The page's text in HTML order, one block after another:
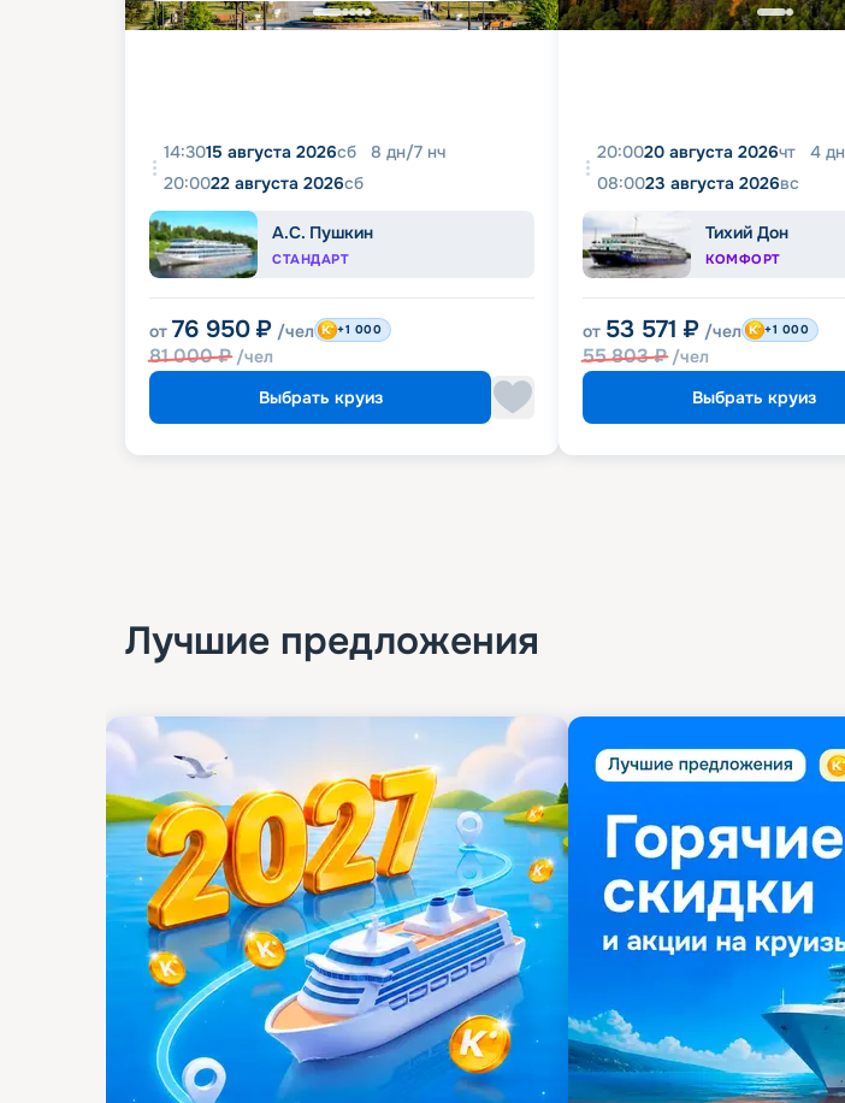
14:3015 августа 2026сб 8 дн/7 нч
20:0022 августа 2026сб
А.С. Пушкин
СТАНДАРТ
от 76 950 ₽ /чел
81 000₽ /чел
+1 000
Выбрать круиз
20:0020 августа 2026чт 4 дн
08:0023 августа 2026вс
Тихий Дон
КОМФОРТ
от 53 571 ₽ /чел
55 803₽ /чел
+1 000
Выбрать круиз
Лучшие предложения